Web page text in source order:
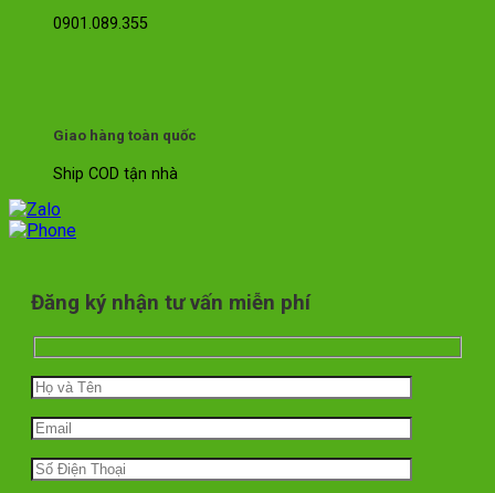
0901.089.355
Giao hàng toàn quốc
Ship COD tận nhà
Đăng ký nhận tư vấn miễn phí